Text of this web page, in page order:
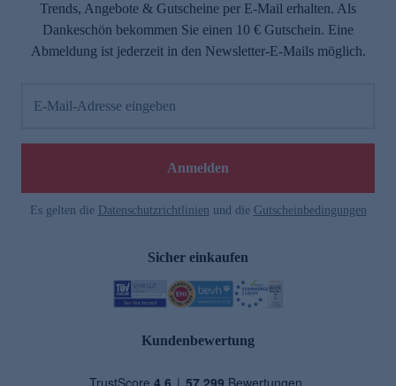
Trends, Angebote & Gutscheine per E-Mail erhalten. Als
Dankeschön bekommen Sie einen 10 € Gutschein. Eine
Abmeldung ist jederzeit in den Newsletter-E-Mails möglich.
E-Mail-Adresse eingeben
Anmelden
Es gelten die Datenschutzrichtlinien und die Gutscheinbedingungen
Sicher einkaufen
Kundenbewertung